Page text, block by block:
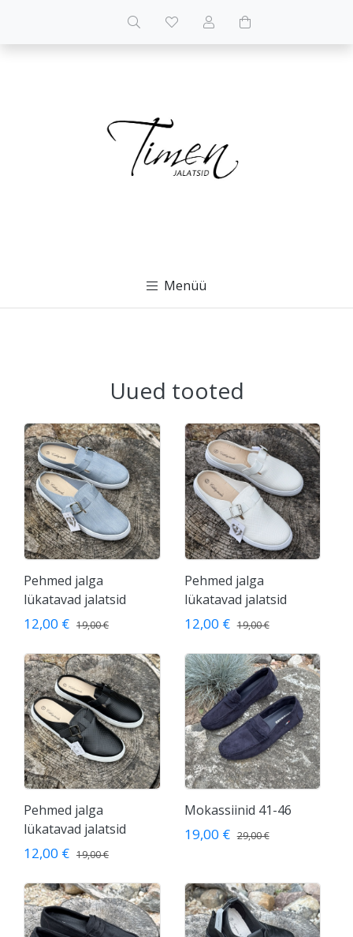
Menüü
Uued tooted
Pehmed jalga
lükatavad jalatsid
12,00 € 19,00 €
Pehmed jalga
lükatavad jalatsid
12,00 € 19,00 €
Pehmed jalga
lükatavad jalatsid
12,00 € 19,00 €
Mokassiinid 41-46
19,00 € 29,00 €